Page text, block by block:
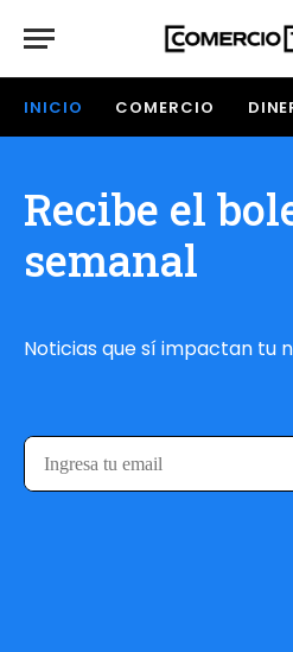
INICIO COMERCIO
Recibe el
semanal
Noticias que sí impactan tu